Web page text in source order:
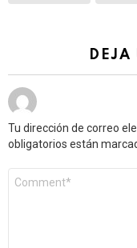
DEJA
Tu dirección de correo
obligatorios están